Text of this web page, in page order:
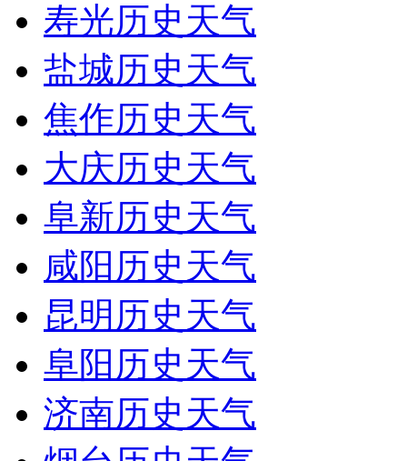
寿光历史天气
盐城历史天气
焦作历史天气
大庆历史天气
阜新历史天气
咸阳历史天气
昆明历史天气
阜阳历史天气
济南历史天气